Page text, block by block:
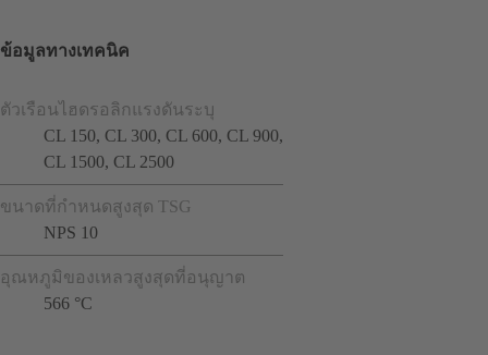
ข้อมูลทางเทคนิค
ตัวเรือนไฮดรอลิกแรงดันระบุ
CL 150, CL 300, CL 600, CL 900,
CL 1500, CL 2500
ขนาดที่กำหนดสูงสุด TSG
NPS 10
อุณหภูมิของเหลวสูงสุดที่อนุญาต
566 °C